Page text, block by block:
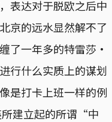
表达对于脱欧之后中
京的远水显然解不了
了一年多的特雷莎·
行什么实质上的谋划
是打卡上班一样的例
建立起的所谓“中